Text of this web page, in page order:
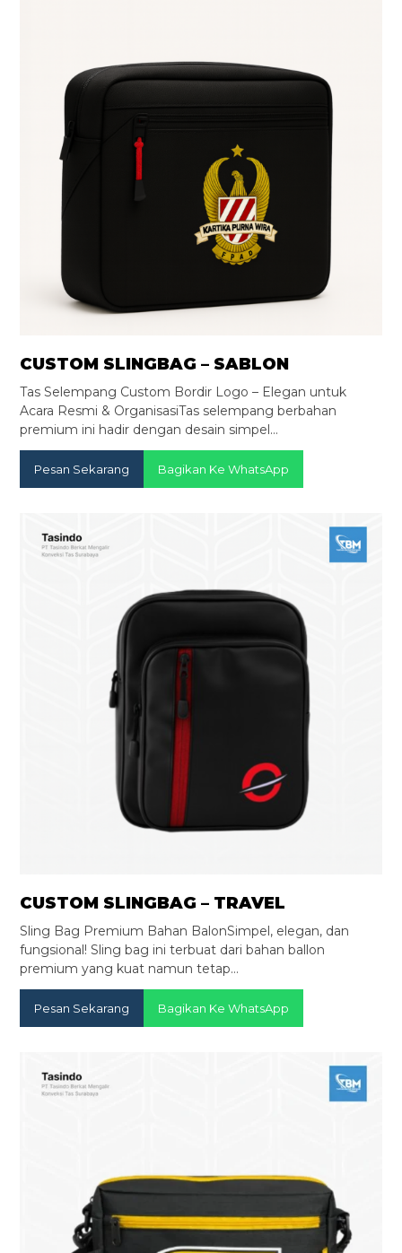
CUSTOM SLINGBAG – SABLON
Tas Selempang Custom Bordir Logo – Elegan untuk
Acara Resmi & OrganisasiTas selempang berbahan
premium ini hadir dengan desain simpel…
Pesan Sekarang Bagikan Ke WhatsApp
CUSTOM SLINGBAG – TRAVEL
Sling Bag Premium Bahan BalonSimpel, elegan, dan
fungsional! Sling bag ini terbuat dari bahan ballon
premium yang kuat namun tetap…
Pesan Sekarang Bagikan Ke WhatsApp